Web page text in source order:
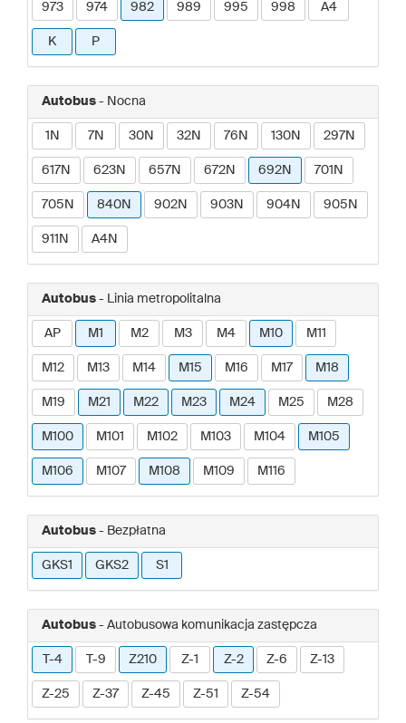
973 974 982 989 995 998 A4
K P
Autobus - Nocna
1N 7N 30N 32N 76N 130N 297N
617N 623N 657N 672N 692N 701N
705N 840N 902N 903N 904N 905N
911N A4N
Autobus - Linia metropolitalna
AP M1 M2 M3 M4 M10 M11
M12 M13 M14 M15 M16 M17 M18
M19 M21 M22 M23 M24 M25 M28
M100 M101 M102 M103 M104 M105
M106 M107 M108 M109 M116
Autobus - Bezpłatna
GKS1 GKS2 S1
Autobus - Autobusowa komunikacja zastępcza
T-4 T-9 Z210 Z-1 Z-2 Z-6 Z-13
Z-25 Z-37 Z-45 Z-51 Z-54